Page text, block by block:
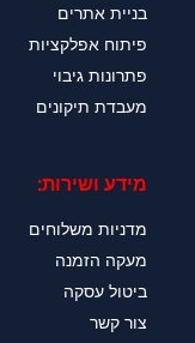
בניית אתרים
פיתוח אפלקציות
פתרונות גיבוי
מעבדת תיקונים
מידע ושירות:
מדניות משלוחים
מעקה הזמנה
ביטול עסקה
צור קשר